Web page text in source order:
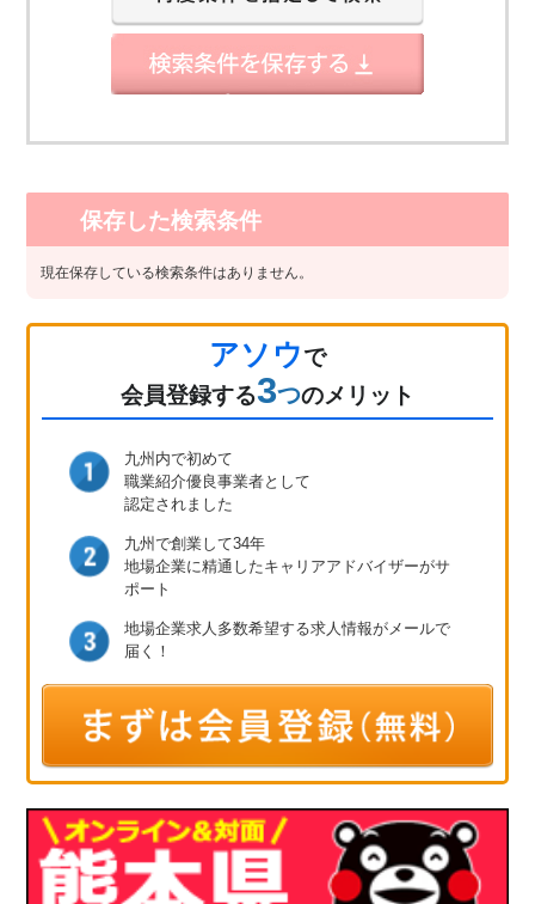
保存した検索条件
現在保存している検索条件はありません。
アソウで
会員登録する3つのメリット
九州内で初めて
職業紹介優良事業者として
認定されました
九州で創業して34年
地場企業に精通したキャリアアドバイザーがサ
ポート
地場企業求人多数希望する求人情報が メールで
届く！